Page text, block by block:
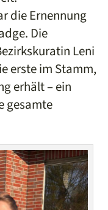
die Ernennung
Die
Leni
erste im Stamm,
erhält – ein
gesamte